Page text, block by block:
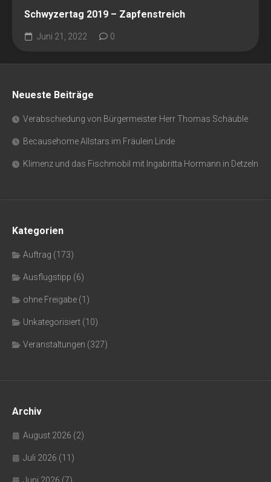
Schwyzertag 2019 – Zapfenstreich
Juni 21, 2022 0
Neueste Beiträge
Verabschiedung von Bürgermeister Herr Thomas Schäuble
Becausehome Allstars im Fräulein Linde
Klimenz und das Fischmobil mit Ingabritta Hormann in Detzeln
Kategorien
Auftrag (173)
Ausflugstipp (6)
ohne Freigabe (1)
Unkategorisiert (10)
Veranstaltungen (327)
Archiv
August 2026 (2)
Juli 2026 (11)